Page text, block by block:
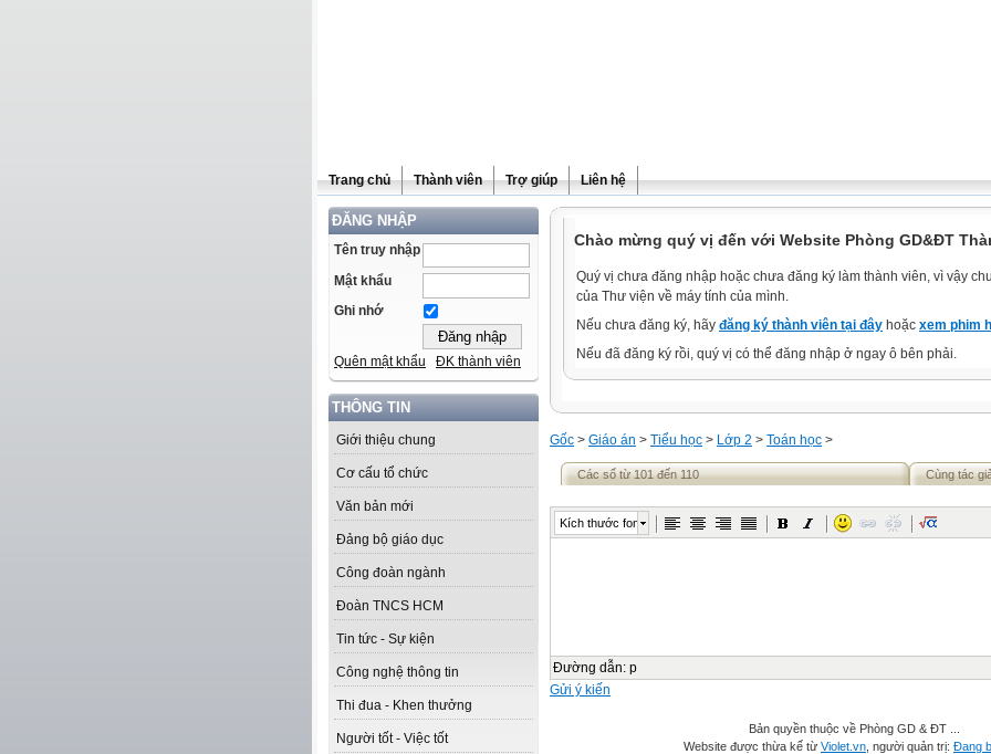
Trang chủ Thành viên Trợ giúp Liên hệ
ĐĂNG NHẬP
Tên truy nhập
Mật khẩu
Ghi nhớ
Quên mật khẩu ĐK thành viên
THÔNG TIN
Giới thiệu chung
Cơ cấu tổ chức
Văn bản mới
Đảng bộ giáo dục
Công đoàn ngành
Đoàn TNCS HCM
Tin tức - Sự kiện
Công nghệ thông tin
Thi đua - Khen thưởng
Người tốt - Việc tốt
Chào mừng quý vị đến với Website Phòng GD&ĐT
Quý vị chưa đăng nhập hoặc chưa đăng ký làm thành viên, vì vậy
của Thư viện về máy tính của mình.
Nếu chưa đăng ký, hãy đăng ký thành viên tại đây hoặc xem phim
Nếu đã đăng ký rồi, quý vị có thể đăng nhập ở ngay ô bên phải.
Gốc > Giáo án > Tiểu học > Lớp 2 > Toán học >
Các số từ 101 đến 110 Cùng tác
Kích thước font
Đường dẫn: p
Gửi ý kiến
Bản quyền thuộc về Phòng GD & ĐT ...
Website được thừa kế từ Violet.vn , người quản trị: Đang